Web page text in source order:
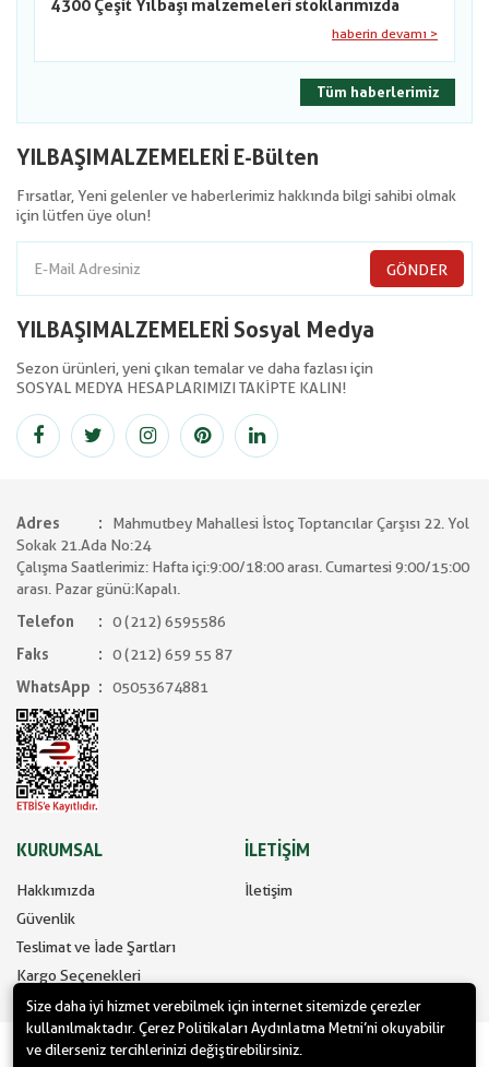
4300 Çeşit Yılbaşı malzemeleri stoklarımızda
haberin devamı >
Tüm haberlerimiz
YILBAŞIMALZEMELERİ E-Bülten
Fırsatlar, Yeni gelenler ve haberlerimiz hakkında bilgi sahibi olmak
için lütfen üye olun!
GÖNDER
YILBAŞIMALZEMELERİ Sosyal Medya
Sezon ürünleri, yeni çıkan temalar ve daha fazlası için
SOSYAL MEDYA HESAPLARIMIZI TAKİPTE KALIN!
Adres
Mahmutbey Mahallesi İstoç Toptancılar Çarşısı 22. Yol
Sokak 21.Ada No:24
Çalışma Saatlerimiz: Hafta içi:9:00/18:00 arası. Cumartesi 9:00/15:00
arası. Pazar günü:Kapalı.
Telefon
0 (212) 6595586
Faks
0 (212) 659 55 87
WhatsApp
05053674881
KURUMSAL
Hakkımızda
Güvenlik
Teslimat ve İade Şartları
Kargo Seçenekleri
İLETİŞİM
İletişim
www.yilbasimalzemeleri.com - www.partidolu.com bir Pandoli Parti
Kuruluşudur. © 2022 Pandoli Parti Malzemeleri Organizasyon Tüm
Size daha iyi hizmet verebilmek için internet sitemizde çerezler
kullanılmaktadır. Çerez Politikaları Aydınlatma Metni’ni okuyabilir
ve dilerseniz tercihlerinizi değiştirebilirsiniz.